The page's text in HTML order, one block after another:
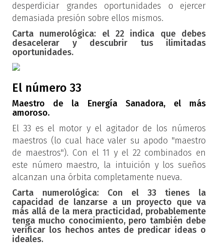
desperdiciar grandes oportunidades o ejercer
demasiada presión sobre ellos mismos.
Carta numerológica: el 22 indica que debes
desacelerar y descubrir tus ilimitadas
oportunidades.
El número 33
Maestro de la Energía Sanadora, el más
amoroso.
El 33 es el motor y el agitador de los números
maestros (lo cual hace valer su apodo "maestro
de maestros"). Con el 11 y el 22 combinados en
este número maestro, la intuición y los sueños
alcanzan una órbita completamente nueva.
Carta numerológica: Con el 33 tienes la
capacidad de lanzarse a un proyecto que va
más allá de la mera practicidad, probablemente
tenga mucho conocimiento, pero también debe
verificar los hechos antes de predicar ideas o
ideales.